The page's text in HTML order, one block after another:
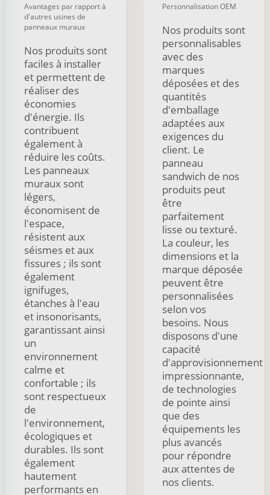
Avantages par rapport à
d'autres usines de
panneaux muraux
Nos produits sont
faciles à installer
et permettent de
réaliser des
économies
d'énergie. Ils
contribuent
également à
réduire les coûts.
Les panneaux
muraux sont
légers,
économisent de
l'espace,
résistent aux
séismes et aux
fissures ; ils sont
également
ignifuges,
étanches à l'eau
et insonorisants,
garantissant ainsi
un
environnement
calme et
confortable ; ils
sont respectueux
de
l'environnement,
écologiques et
durables. Ils sont
également
hautement
performants en
Personnalisation OEM
Nos produits sont
personnalisables
avec des
marques
déposées et des
quantités
d'emballage
adaptées aux
exigences du
client. Le
panneau
sandwich de nos
produits peut
être
parfaitement
lisse ou texturé.
La couleur, les
dimensions et la
marque déposée
peuvent être
personnalisées
selon vos
besoins. Nous
disposons d'une
capacité
d'approvisionnement
impressionnante,
de technologies
de pointe ainsi
que des
équipements les
plus avancés
pour répondre
aux attentes de
nos clients.